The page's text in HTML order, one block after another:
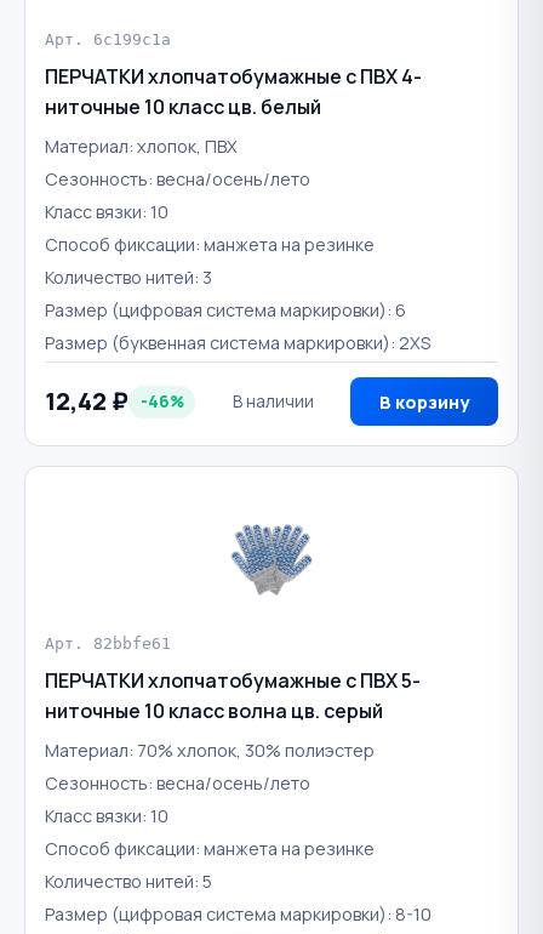
Арт. 6c199c1a
ПЕРЧАТКИ хлопчатобумажные с ПВХ 4-
ниточные 10 класс цв. белый
Материал: хлопок, ПВХ
Сезонность: весна/осень/лето
Класс вязки: 10
Способ фиксации: манжета на резинке
Количество нитей: 3
Размер (цифровая система маркировки): 6
Размер (буквенная система маркировки): 2XS
12,42 ₽ -46% В наличии В корзину
Арт. 82bbfe61
ПЕРЧАТКИ хлопчатобумажные с ПВХ 5-
ниточные 10 класс волна цв. серый
Материал: 70% хлопок, 30% полиэстер
Сезонность: весна/осень/лето
Класс вязки: 10
Способ фиксации: манжета на резинке
Количество нитей: 5
Размер (цифровая система маркировки): 8-10